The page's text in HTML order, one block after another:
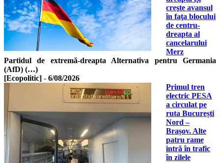
creşte avansul
în faţa blocului
de centru-
dreapta al
cancelarului
Merz
Partidul de extremă-dreapta Alternativa pentru Germania
(AfD) (…)
[Ecopolitic] - 6/08/2026
Primul tren
electric PESA
a circulat pe
ruta București
Nord –
Brașov. Alte
patru rame
intră în trafic
în zilele